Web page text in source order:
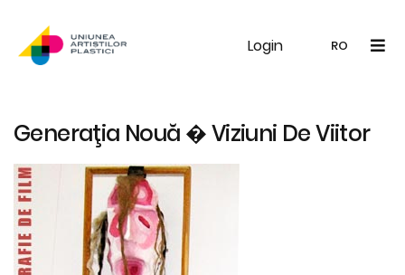
Login RO
EN
UAP Galerie Noutăți
Generaţia Nouă � Viziuni De Viitor